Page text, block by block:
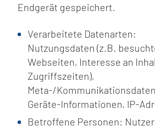
Endgerät gespeichert.
Verarbeitete Datenarten:
Nutzungsdaten (z.B.
Webseiten, Interesse an
Zugriffszeiten),
Meta-/
Geräte-Informationen, IP-
Betroffene Personen: Nutzer